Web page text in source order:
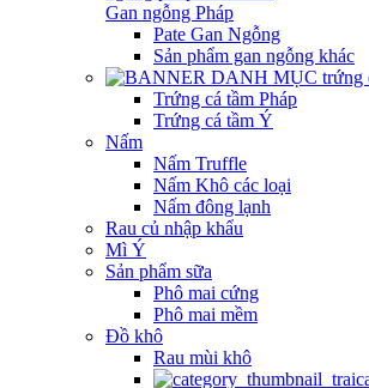
Gan ngỗng Pháp
Pate Gan Ngỗng
Sản phẩm gan ngỗng khác
Trứng cá tầm Pháp
Trứng cá tầm Ý
Nấm
Nấm Truffle
Nấm Khô các loại
Nấm đông lạnh
Rau củ nhập khẩu
Mì Ý
Sản phẩm sữa
Phô mai cứng
Phô mai mềm
Đồ khô
Rau mùi khô